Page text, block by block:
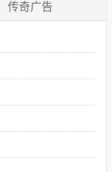
传奇广告